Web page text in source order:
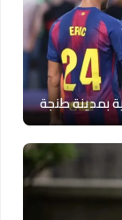
بمدينة طنجة